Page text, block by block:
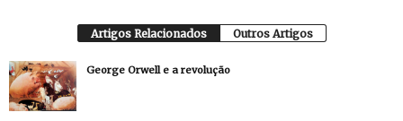
Artigos Relacionados Outros Artigos
George Orwell e a revolução